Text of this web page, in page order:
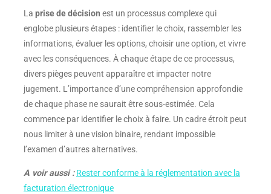
La prise de décision est un processus complexe qui
englobe plusieurs étapes : identifier le choix, rassembler les
informations, évaluer les options, choisir une option, et vivre
avec les conséquences. À chaque étape de ce processus,
divers pièges peuvent apparaître et impacter notre
jugement. L’importance d’une compréhension approfondie
de chaque phase ne saurait être sous-estimée. Cela
commence par identifier le choix à faire. Un cadre étroit peut
nous limiter à une vision binaire, rendant impossible
l’examen d’autres alternatives.
A voir aussi : Rester conforme à la réglementation avec la
facturation électronique